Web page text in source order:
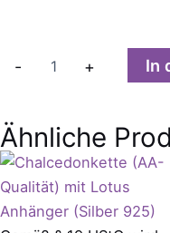
-
Menge
+ In
Ähnliche